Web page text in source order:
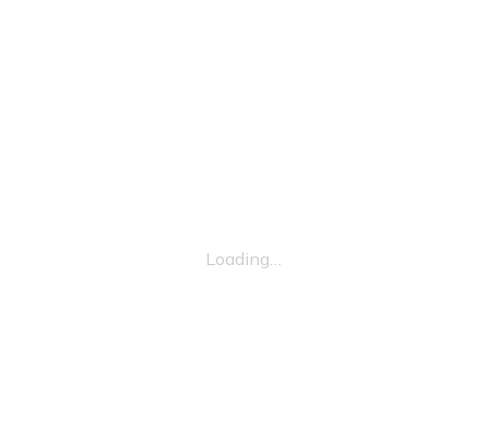
Loading…